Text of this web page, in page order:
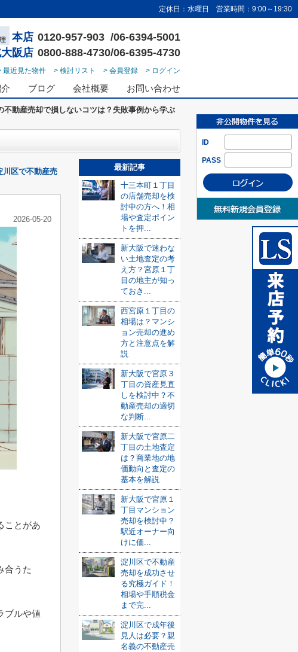
定休日：水曜日 営業時間：9:00～19:30
本店 0120-957-903 /06-6394-5001
阪店 0800-888-4730/06-6395-4730
最近見た物件 > 検討リスト > 会員登録 > ログイン
ブログ 会社概要 お問い合わせ
ID
PASS
不動産売却で損しないコツは？失敗事例から学ぶ
川区で不動産売
2026-05-20
ことがあ
合うた
ブルや値
最新記事
十三本町１丁目
の店舗売却を検
討中の方へ！相
場や査定ポイン
トを押...
新大阪で迷わな
い土地査定の考
え方？宮原１丁
目の地主が知っ
ておき...
西宮原１丁目の
相場は？マンシ
ョン売却の進め
方と注意点を解
説
新大阪で宮原３
丁目の資産見直
しを検討中？不
動産売却の適切
な判断...
新大阪で宮原二
丁目の土地査定
は？商業地の地
価動向と査定の
基本を解説
新大阪で宮原１
丁目マンション
売却を検討中？
駅近オーナー向
けに価...
淀川区で不動産
売却を成功させ
る究極ガイド！
相場や手順税金
まで完...
淀川区で成年後
見人は必要？親
名義の不動産売